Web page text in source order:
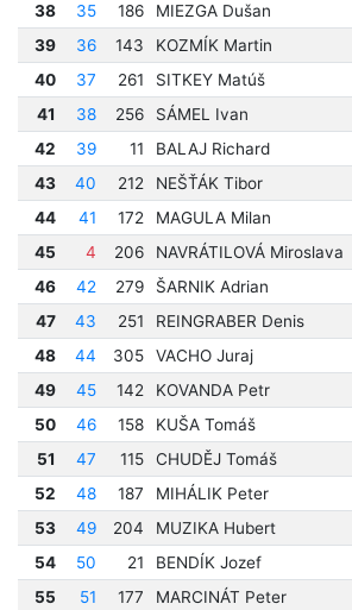
38
35 186 MIEZGA Dušan
39
36 143 KOZMÍK Martin
40
37 261 SITKEY Matúš
41
38 256 SÁMEL Ivan
42
39 11 BALAJ Richard
43
40 212 NEŠŤÁK Tibor
44
41 172 MAGULA Milan
45
4 206 NAVRÁTILOVÁ Miroslava
46
42 279 ŠARNIK Adrian
47
43 251 REINGRABER Denis
48
44 305 VACHO Juraj
49
45 142 KOVANDA Petr
50
46 158 KUŠA Tomáš
51
47 115 CHUDĚJ Tomáš
52
48 187 MIHÁLIK Peter
53
49 204 MUZIKA Hubert
54
50 21 BENDÍK Jozef
55
51 177 MARCINÁT Peter